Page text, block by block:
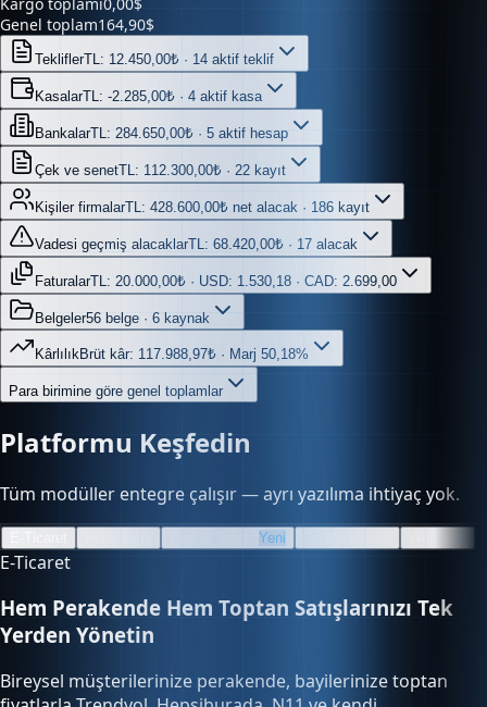
TekliflerTL: 12.450,00₺ · 14 aktif teklif
KasalarTL: -2.285,00₺ · 4 aktif kasa
Bankalar TL: 284.650,00₺ · 5 aktif hesap
Çek ve senetTL: 112.300,00₺ · 22 kayıt
Kişiler firmalar TL: 428.600,00₺ net alacak · 186 kayıt
Vadesi geçmiş alacaklarTL: 68.420,00₺ · 17 alacak
FaturalarTL: 20.000,00₺ · USD: 1.530,18 · CAD: 2.699,00
Belgeler56 belge · 6 kaynak
KârlılıkBrüt kâr: 117.988,97₺ · Marj 50,18%
Para birimine göre genel toplamlar
Platformu Keşfedin
Tüm modüller entegre çalışır — ayrı yazılıma ihtiyaç yok.
E-Ticaret Hızlı Satış Bayi & Toptan Yeni Ön Muhasebe Web Site
E-Ticaret
Hem Perakende Hem Toptan Satışlarınızı Tek
Yerden Yönetin
Bireysel müşterilerinize perakende, bayilerinize toptan
fiyatlarla Trendyol, Hepsiburada, N11 ve kendi
mağazanızdan tek panelde satış yapın.